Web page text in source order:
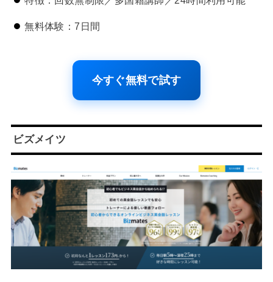
無料体験：7日間
今すぐ無料で試す
ビズメイツ